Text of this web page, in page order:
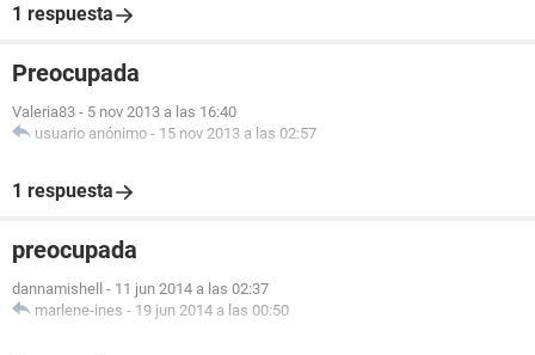
1 respuesta
Preocupada
Valeria83 - 5 nov 2013 a las 16:40
usuario anónimo - 15 nov 2013 a las 02:57
1 respuesta
preocupada
dannamishell - 11 jun 2014 a las 02:37
marlene-ines - 19 jun 2014 a las 00:50